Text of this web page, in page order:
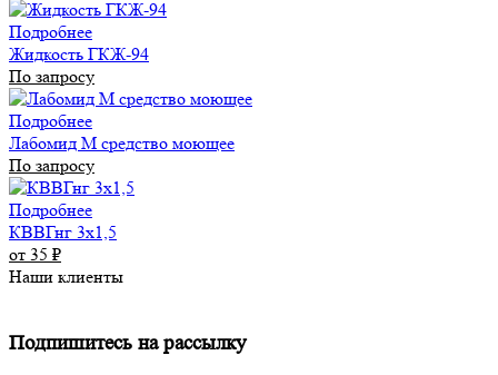
Подробнее
Жидкость ГКЖ-94
По запросу
Подробнее
Лабомид М средство моющее
По запросу
Подробнее
КВВГнг 3х1,5
от 35 ₽
Наши клиенты
Подпишитесь на рассылку